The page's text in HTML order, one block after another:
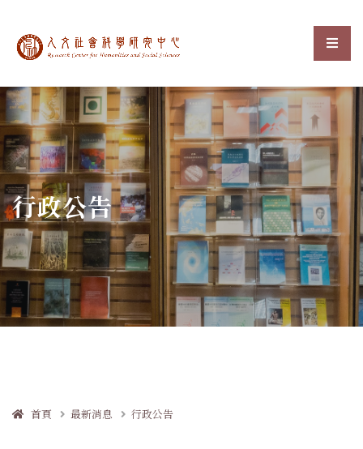
中央研究院人文社會科選
:::
行政公告
首頁 最新消息 行政公告